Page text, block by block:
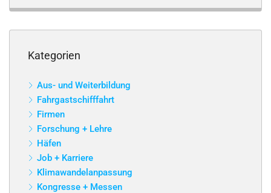
Kategorien
Aus- und Weiterbildung
Fahrgastschifffahrt
Firmen
Forschung + Lehre
Häfen
Job + Karriere
Klimawandelanpassung
Kongresse + Messen